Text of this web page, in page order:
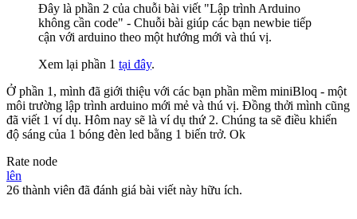
Đây là phần 2 của chuỗi bài viết "Lập trình Arduino
không cần code" - Chuỗi bài giúp các bạn newbie tiếp
cận với arduino theo một hướng mới và thú vị.
Xem lại phần 1 tại đây.
Ở phần 1, mình đã giới thiệu với các bạn phần mềm miniBloq - một
môi trường lập trình arduino mới mẻ và thú vị. Đồng thởi mình cũng
đã viết 1 ví dụ. Hôm nay sẽ là ví dụ thứ 2. Chúng ta sẽ điều khiển
độ sáng của 1 bóng đèn led bằng 1 biến trở. Ok
Rate node
lên
26 thành viên đã đánh giá bài viết này hữu ích.